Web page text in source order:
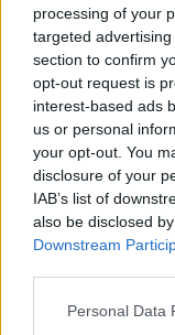
processing of your
targeted
section to confirm
opt-out request is
interest-based ads
us or personal
your opt-out. You
disclosure of your
IAB’s list of
also be disclosed
Downstream
Personal Data